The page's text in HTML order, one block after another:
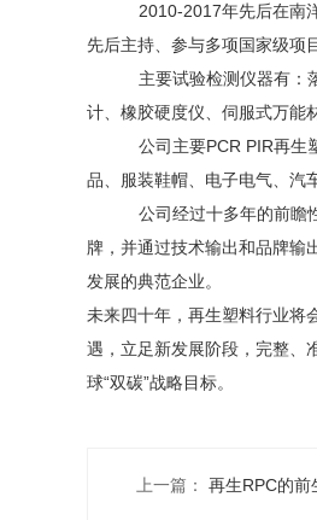
2010-2017年先后在南
先后主持、参与多项国家级项
主要试验检测仪器有：
计、橡胶硬度仪、伺服式万能
公司主要PCR PIR再生
品、服装鞋帽、电子电气、汽
公司经过十多年的前瞻
牌，并通过技术输出和品牌输
发展的典范企业。
未来四十年，再生塑料行业将
遇，立足新发展阶段，完整、
球“双碳”战略目标。
上一篇： 再生RPC的前